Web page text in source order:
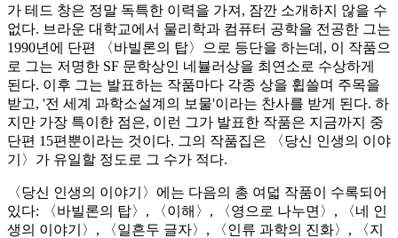
가 테드 창은 정말 독특한 이력을 가져, 잠깐 소개하지 않을 수
없다. 브라운 대학교에서 물리학과 컴퓨터 공학을 전공한 그는
1990년에 단편 〈바빌론의 탑〉으로 등단을 하는데, 이 작품으
로 그는 저명한 SF 문학상인 네뷸러상을 최연소로 수상하게
된다. 이후 그는 발표하는 작품마다 각종 상을 휩쓸며 주목을
받고, '전 세계 과학소설계의 보물'이라는 찬사를 받게 된다. 하
지만 가장 특이한 점은, 이런 그가 발표한 작품은 지금까지 중
단편 15편뿐이라는 것이다. 그의 작품집은 〈당신 인생의 이야
기〉가 유일할 정도로 그 수가 적다.
〈당신 인생의 이야기〉에는 다음의 총 여덟 작품이 수록되어
있다: 〈바빌론의 탑〉, 〈이해〉, 〈영으로 나누면〉, 〈네 인
생의 이야기〉, 〈일흔두 글자〉, 〈인류 과학의 진화〉, 〈지